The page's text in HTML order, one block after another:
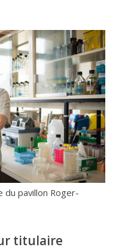
du pavillon Roger-
titulaire